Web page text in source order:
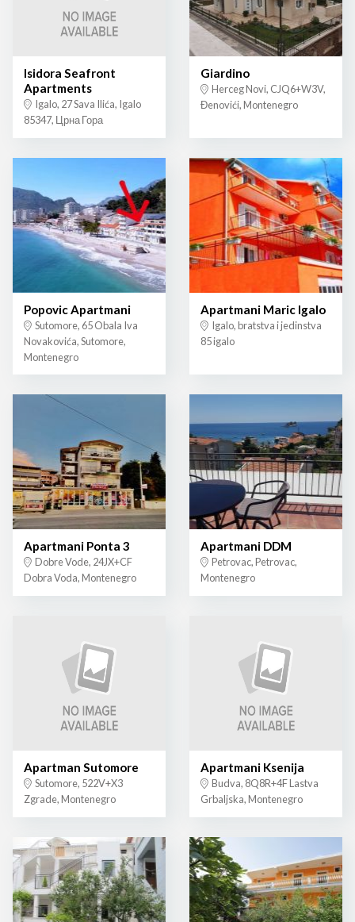
Isidora Seafront
Apartments
Igalo, 27 Sava Ilića, Igalo
85347, Црна Гора
Giardino
Herceg Novi, CJQ6+W3V,
Đenovići, Montenegro
Popovic Apartmani
Sutomore, 65 Obala Iva
Novakovića, Sutomore,
Montenegro
Apartmani Maric Igalo
Igalo, bratstva i jedinstva
85 igalo
Apartmani Ponta 3
Dobre Vode, 24JX+CF
Dobra Voda, Montenegro
Apartmani DDM
Petrovac, Petrovac,
Montenegro
Apartman Sutomore
Sutomore, 522V+X3
Zgrade, Montenegro
Apartmani Ksenija
Budva, 8Q8R+4F Lastva
Grbaljska, Montenegro